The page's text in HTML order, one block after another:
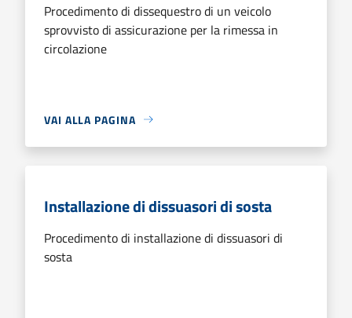
Procedimento di dissequestro di un veicolo
sprovvisto di assicurazione per la rimessa in
circolazione
VAI ALLA PAGINA
Installazione di dissuasori di sosta
Procedimento di installazione di dissuasori di
sosta